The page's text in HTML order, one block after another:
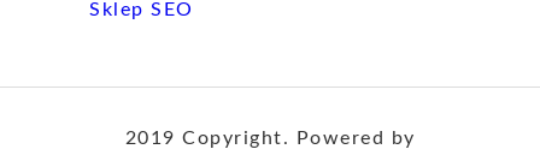
Sklep SEO
2019 Copyright. Powered by